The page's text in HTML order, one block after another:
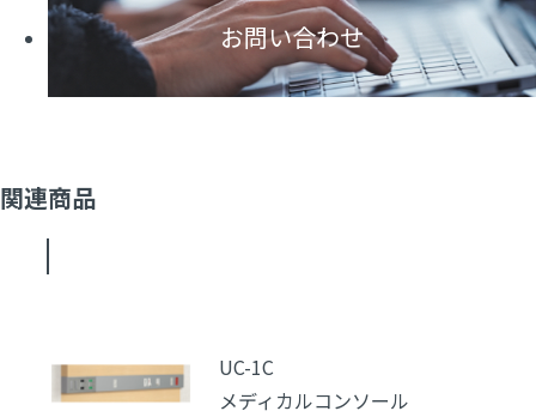
お問い合わせ
関連商品
UC-1C
メディカルコンソール